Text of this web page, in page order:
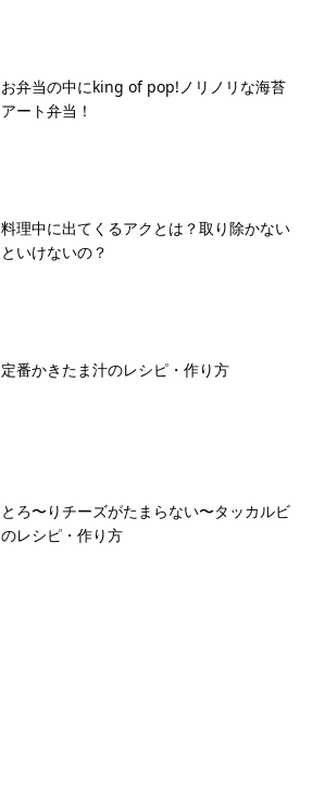
お弁当の中にking of pop!ノリノリな海苔
アート弁当！
料理中に出てくるアクとは？取り除かない
といけないの？
定番かきたま汁のレシピ・作り方
とろ〜りチーズがたまらない〜タッカルビ
のレシピ・作り方